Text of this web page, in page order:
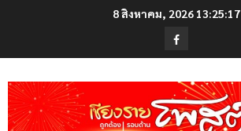
8 สิงหาคม, 2026 13:25:17
Facebook